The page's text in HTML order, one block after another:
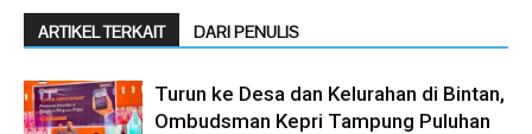
ARTIKEL TERKAIT DARI PENULIS
Turun ke Desa dan Kelurahan di Bintan,
Ombudsman Kepri Tampung Puluhan